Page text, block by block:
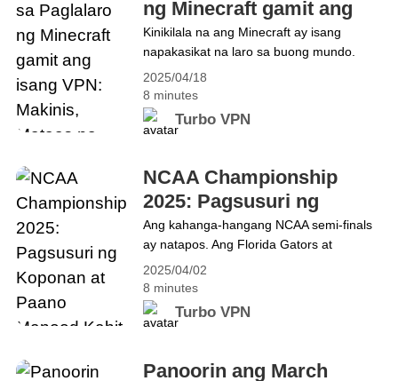
huling laban&hellip; Continue reading
Paano Manood ng NBA Playoffs Finals
Live Streams Online sa 2025
2025/04/18
8 minutes
Turbo VPN
ng Minecraft gamit ang
isang VPN: Makinis,
Mataas na Bilis at
Mababang Latency
Kinikilala na ang Minecraft ay isang
napakasikat na laro sa buong mundo.
Kamakailan, ang pelikulang Minecraft ay
nasa mga sinehan at maraming manlalaro
ang pumupunta sa sinehan upang
panoorin ito. Ang kabuuang box office sa
milyon. Sa pamamagitan ng paglalaro ng
laro gamit ang Turbo VPN, ang
mga&hellip; Continue reading Isang
Gabay sa Paglalaro ng Minecraft gamit
ang isang VPN: Makinis, Mataas na Bilis
at Mababang Latency
2025/04/02
8 minutes
Turbo VPN
NCAA Championship
2025: Pagsusuri ng
Koponan at Paano
Manood Kahit Saan
Ang kahanga-hangang NCAA semi-finals
ay natapos. Ang Florida Gators at
Houston Cougars ay bawat isa ay
naglunsad ng second-half comebacks
laban sa Auburn Tigers at Duke Blue
Devils, ayon sa pagkakabanggit, upang i-
ang humuhubog upang maging isang
Panoorin ang March